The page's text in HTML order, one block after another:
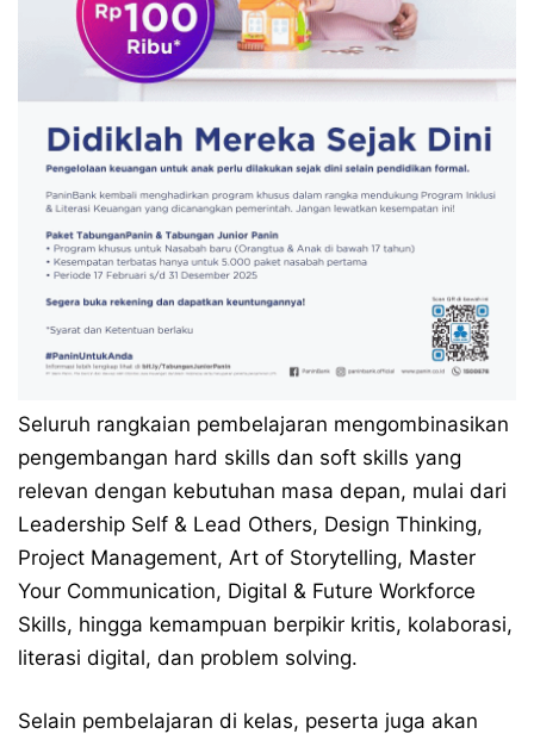
Seluruh rangkaian pembelajaran mengombinasikan
pengembangan hard skills dan soft skills yang
relevan dengan kebutuhan masa depan, mulai dari
Leadership Self & Lead Others, Design Thinking,
Project Management, Art of Storytelling, Master
Your Communication, Digital & Future Workforce
Skills, hingga kemampuan berpikir kritis, kolaborasi,
literasi digital, dan problem solving.
Selain pembelajaran di kelas, peserta juga akan